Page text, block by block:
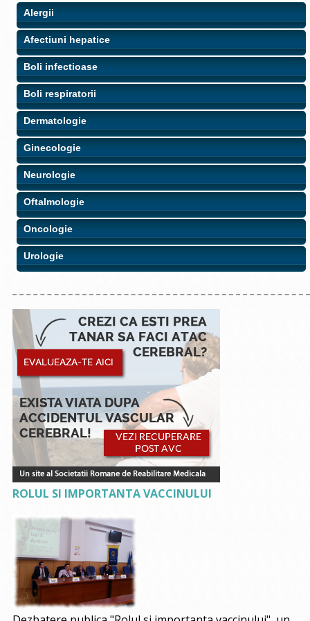
Alergii
Afectiuni hepatice
Boli infectioase
Boli respiratorii
Dermatologie
Ginecologie
Neurologie
Oftalmologie
Oncologie
Urologie
ROLUL SI IMPORTANTA VACCINULUI